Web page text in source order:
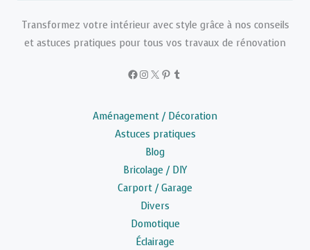
Transformez votre intérieur avec style grâce à nos conseils
et astuces pratiques pour tous vos travaux de rénovation
Facebook
Instagram
X Pinterest
Tumblr
Aménagement / Décoration
Astuces pratiques
Blog
Bricolage / DIY
Carport / Garage
Divers
Domotique
Éclairage